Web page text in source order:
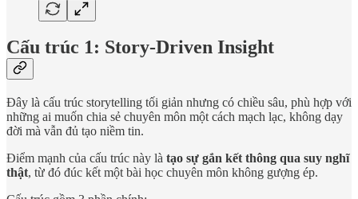
Cấu trúc 1: Story-Driven Insight
Đây là cấu trúc storytelling tối giản nhưng có chiều sâu, phù hợp với
những ai muốn chia sẻ chuyên môn một cách mạch lạc, không dạy
đời mà vẫn đủ tạo niềm tin.
Điểm mạnh của cấu trúc này là tạo sự gắn kết thông qua suy nghĩ
thật, từ đó đúc kết một bài học chuyên môn không gượng ép.